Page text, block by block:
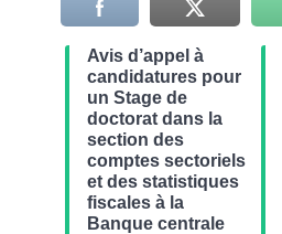
Avis d’appel à
candidatures pour
un Stage de
doctorat dans la
section des
comptes sectoriels
et des statistiques
fiscales à la
Banque centrale